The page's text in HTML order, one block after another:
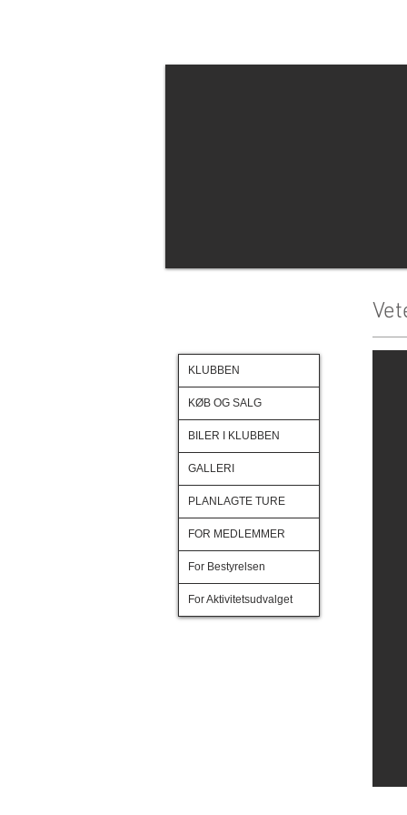
KLUBBEN
KØB OG SALG
BILER I KLUBBEN
GALLERI
PLANLAGTE TURE
FOR MEDLEMMER
For Bestyrelsen
For Aktivitetsudvalget